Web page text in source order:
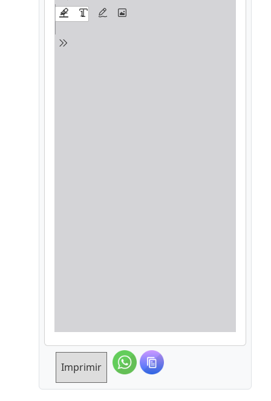
Imprimir